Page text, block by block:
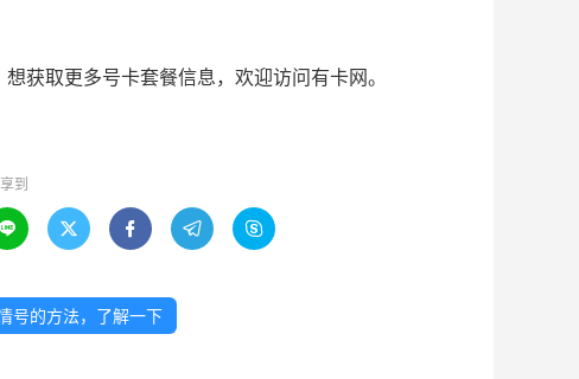
获取更多号卡套餐信息，欢迎访问有卡网。
到
    
号的方法，了解一下